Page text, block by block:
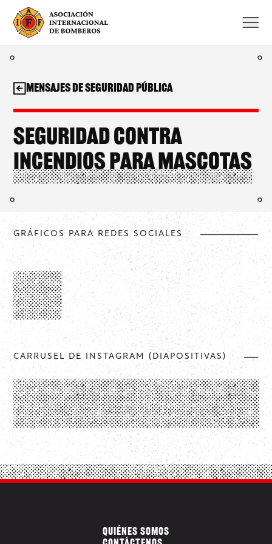
Saltar
contenido
Seguridad contra
incendios para mascotas
Mensajes de seguridad pública
GRÁFICOS PARA REDES SOCIALES
CARRUSEL DE INSTAGRAM (DIAPOSITIVAS)
QUIÉNES SOMOS